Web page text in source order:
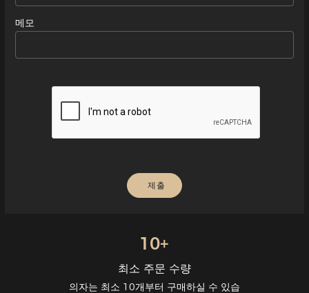
메모
10+
최소 주문 수량
의자는 최소 10개부터 구매하실 수 있습